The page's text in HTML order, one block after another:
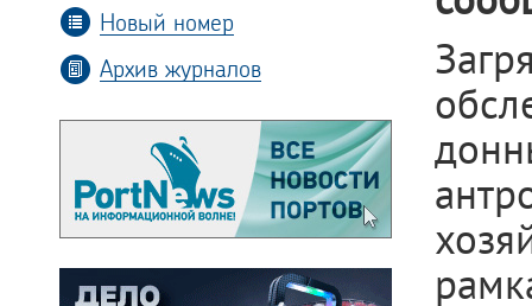
Новый номер
Архив журналов